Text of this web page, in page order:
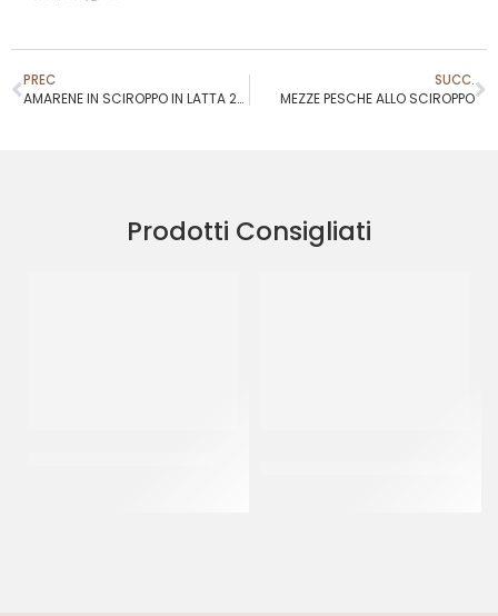
PREC
AMARENE IN SCIROPPO IN LATTA 20/22
SUCC.
MEZZE PESCHE ALLO SCIROPPO
Prodotti Consigliati